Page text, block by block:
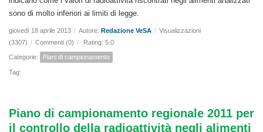
sono di molto inferiori ai limiti di legge.
giovedì 18 aprile 2013 / Autore: Redazione VeSA / Visualizzazioni
(3307) / Commenti (0) / Rating: 5.0
Categorie: Piani di campionamento
Tag:
Piano di campionamento regionale 2011 per
il controllo della radioattività negli alimenti